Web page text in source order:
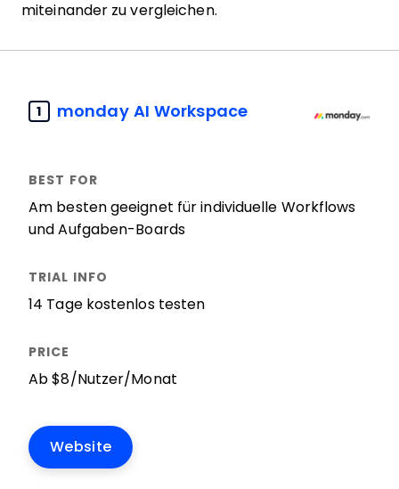
miteinander zu vergleichen.
1 monday AI Workspace
Am besten geeignet für individuelle Workflows
und Aufgaben-Boards
14 Tage kostenlos testen
Ab $8/Nutzer/Monat
Website